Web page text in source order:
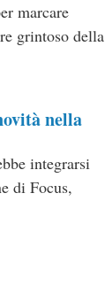
marcare
grintoso della
nella
integrarsi
di Focus,